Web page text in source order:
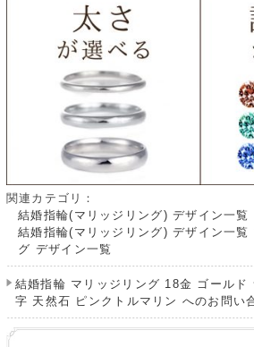
関連カテゴリ：
結婚指輪(マリッジリング) デザイン一覧
結婚指輪(マリッジリング) デザイン一覧
グ デザイン一覧
結婚指輪 マリッジリング 18金 ゴール
字 天然石 ピンクトルマリン へのお問い